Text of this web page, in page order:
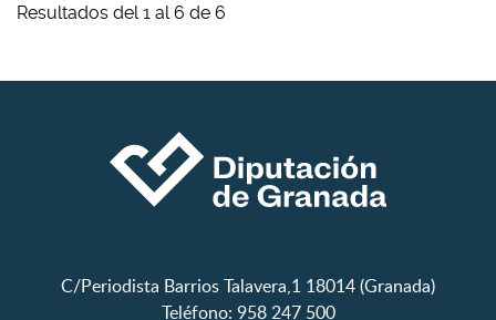
Resultados del 1 al 6 de 6
C/Periodista Barrios Talavera,1 18014 (Granada)
Teléfono: 958 247 500